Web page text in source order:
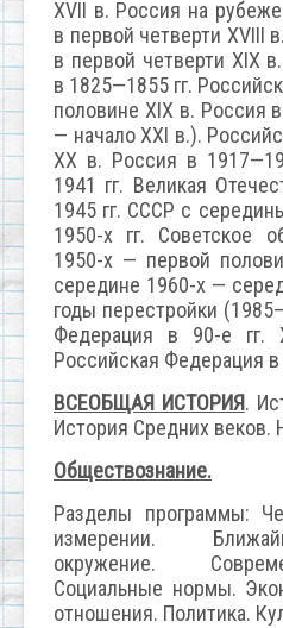
XVII в. Россия на
в первой четверти XVIII
в первой четверти XIX
в 1825—1855 гг.
половине XIX в. Россия
— начало XXI в.).
XX в. Россия в
1941 гг. Великая
1945 гг. СССР с
1950-х гг. Советское
1950-х — первой
середине 1960-х —
годы перестройки
Федерация в 90-е
Российская Федерация в
ВСЕОБЩАЯ ИСТОРИЯ.
История Средних веков.
Обществознание.
Разделы программы:
измерении.
окружение.
Социальные нормы.
отношения. Политика.